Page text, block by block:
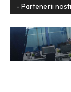
- Partenerii